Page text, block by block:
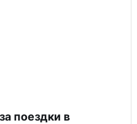
поездки в